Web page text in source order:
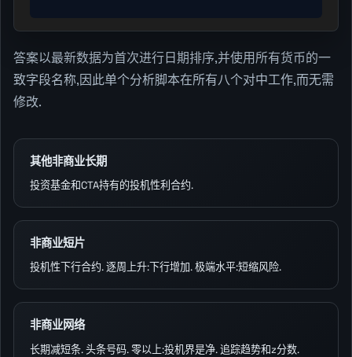
答案以最新数据为首次进行日期排序,并使用所有货币的一
致字段名称,因此单个分析脚本在所有八个对中工作,而无需
修改.
其他非商业长期
投资基金和CTA持有的投机性利合约.
非商业短片
投机性下行合约. 逐周上升:下行增加. 极端水平:短缩风险.
非商业网络
长期减短条. 头条号码. 零以上:投机界是净. 追踪趋势和z分数.